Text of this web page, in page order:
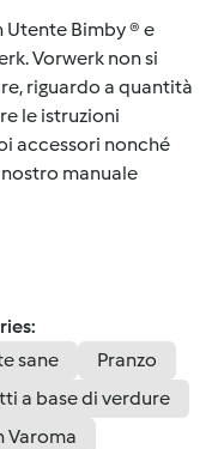
Bimby ® e
Vorwerk non si
riguardo a quantità
le istruzioni
accessori nonché
manuale
sane
Pranzo
a base di verdure
Varoma